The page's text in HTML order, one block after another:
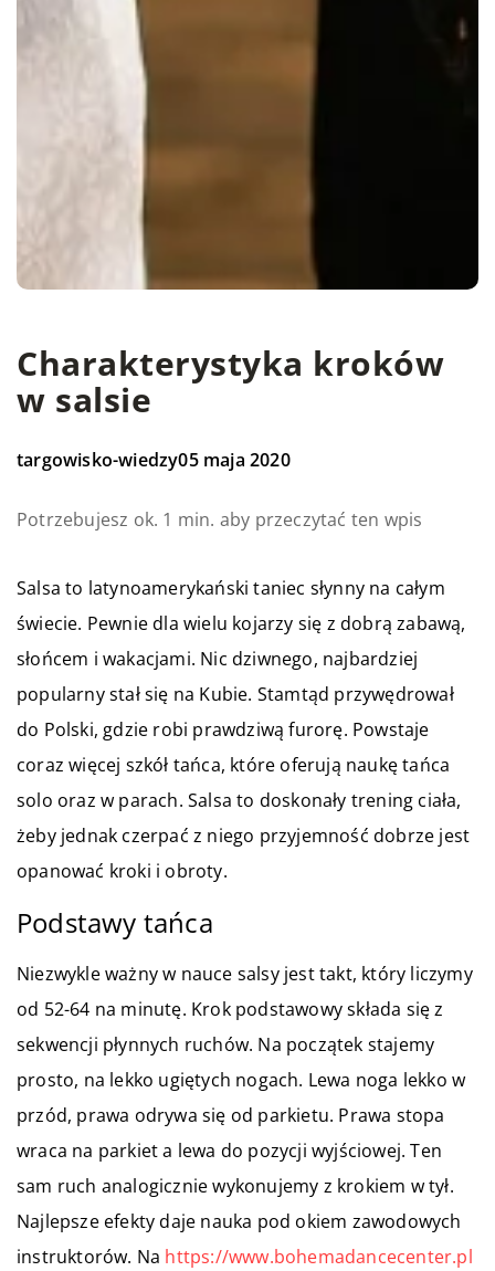
Charakterystyka kroków
w salsie
targowisko-wiedzy05 maja 2020
Potrzebujesz ok. 1 min. aby przeczytać ten wpis
Salsa to latynoamerykański taniec słynny na całym
świecie. Pewnie dla wielu kojarzy się z dobrą zabawą,
słońcem i wakacjami. Nic dziwnego, najbardziej
popularny stał się na Kubie. Stamtąd przywędrował
do Polski, gdzie robi prawdziwą furorę. Powstaje
coraz więcej szkół tańca, które oferują naukę tańca
solo oraz w parach. Salsa to doskonały trening ciała,
żeby jednak czerpać z niego przyjemność dobrze jest
opanować kroki i obroty.
Podstawy tańca
Niezwykle ważny w nauce salsy jest takt, który liczymy
od 52-64 na minutę. Krok podstawowy składa się z
sekwencji płynnych ruchów. Na początek stajemy
prosto, na lekko ugiętych nogach. Lewa noga lekko w
przód, prawa odrywa się od parkietu. Prawa stopa
wraca na parkiet a lewa do pozycji wyjściowej. Ten
sam ruch analogicznie wykonujemy z krokiem w tył.
Najlepsze efekty daje nauka pod okiem zawodowych
instruktorów. Na https://www.bohemadancecenter.pl